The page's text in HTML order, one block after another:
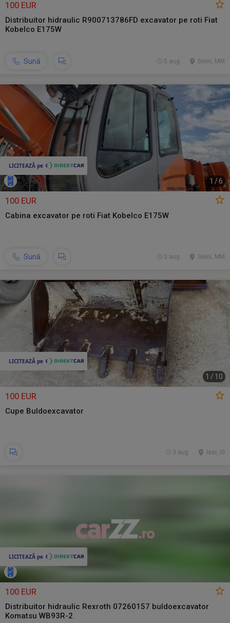
100 EUR
Distribuitor hidraulic R900713786FD excavator pe roti Fiat
Kobelco E175W
Sună Seini, MM
5 aug.
1 /6
100 EUR
Cabina excavator pe roti Fiat Kobelco E175W
Sună Seini, MM
5 aug.
1 / 10
100 EUR
Cupe Buldoexcavator
Iasi, IS
3 aug.
100 EUR
Distribuitor hidraulic Rexroth 07260157 buldoexcavator
Komatsu WB93R-2